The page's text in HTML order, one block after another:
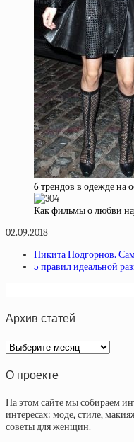
6 трендов в одежде на
Как фильмы о любви
02.09.2018
Никита Подгорнов.
5 правил идеальной
Архив статей
Архив
статей
О проекте
На этом сайте мы собираем
интересах: моде, стиле,
советы для женщин.